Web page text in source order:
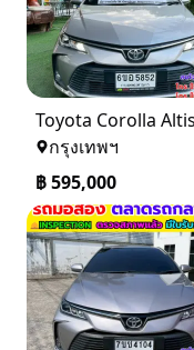
กรุงเทพฯ
฿595,000